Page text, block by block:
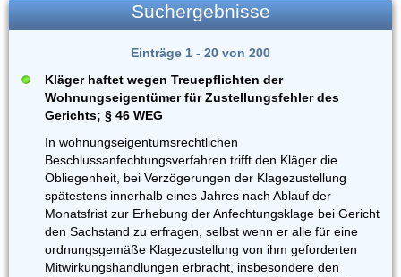
Suchergebnisse
Einträge 1 - 20 von 200
Kläger haftet wegen Treuepflichten der
Wohnungseigentümer für Zustellungsfehler des
Gerichts; § 46 WEG
In wohnungseigentumsrechtlichen
Beschlussanfechtungsverfahren trifft den Kläger die
Obliegenheit, bei Verzögerungen der Klagezustellung
spätestens innerhalb eines Jahres nach Ablauf der
Monatsfrist zur Erhebung der Anfechtungsklage bei Gericht
den Sachstand zu erfragen, selbst wenn er alle für eine
ordnungsgemäße Klagezustellung von ihm geforderten
Mitwirkungshandlungen erbracht, insbesondere den